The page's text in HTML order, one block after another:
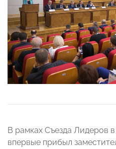
В рамках Съезда Лидеров
впервые прибыл